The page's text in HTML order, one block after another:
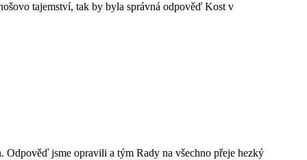
tajemství, tak by byla správná odpověď Kost v
Odpověď jsme opravili a tým Rady na všechno přeje hezký